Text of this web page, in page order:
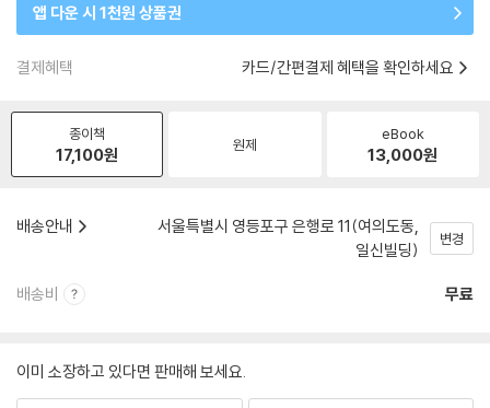
앱 다운 시 1천원 상품권
결제혜택 카드/간편결제 혜택을 확인하세요
종이책
17,100원 원제
eBook
13,000원
배송안내
서울특별시 영등포구 은행로 11(여의도동,
일신빌딩)
변경
배송비 무료
이미 소장하고 있다면 판매해 보세요.